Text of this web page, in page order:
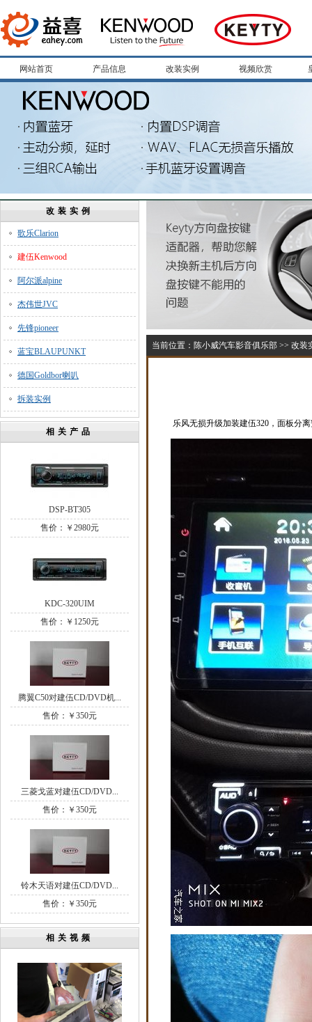
网站首页 产品信息 改装实例 视频欣赏
改装实例
歌乐Clarion
建伍Kenwood
阿尔派alpine
杰伟世JVC
先锋pioneer
蓝宝BLAUPUNKT
德国Goldbor喇叭
拆装实例
相关产品
DSP-BT305
售价：￥2980元
KDC-320UIM
售价：￥1250元
腾翼C50对建伍CD/DVD机...
售价：￥350元
三菱戈蓝对建伍CD/DVD...
售价：￥350元
铃木天语对建伍CD/DVD...
售价：￥350元
相关视频
当前位置： 陈小威汽车影音俱乐部 >> 改装
乐风无损升级加装建伍320，面板分